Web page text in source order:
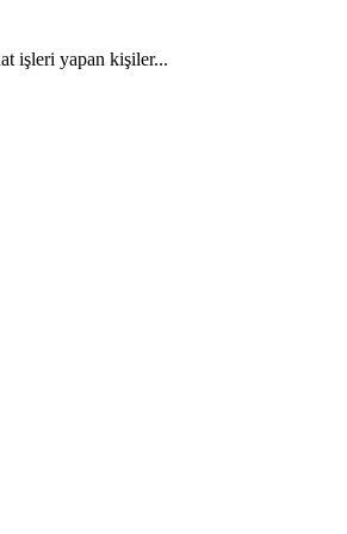
işleri yapan kişiler...